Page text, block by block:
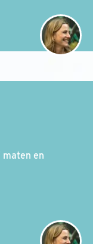
maten en